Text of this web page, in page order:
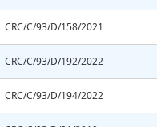
CRC/C/93/D/158/2021
CRC/C/93/D/192/2022
CRC/C/93/D/194/2022